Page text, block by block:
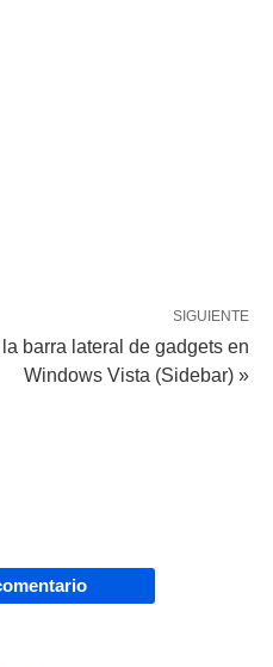
SIGUIENTE
barra lateral de gadgets en
Windows Vista (Sidebar) »